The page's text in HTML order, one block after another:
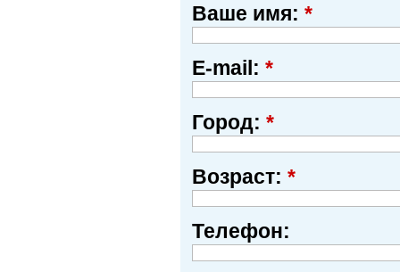
Ваше имя: *
E-mail: *
Город: *
Возраст: *
Телефон: